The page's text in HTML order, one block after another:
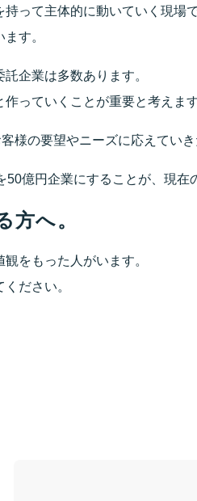
って主体的に動いていく現
す。
企業は多数あります。
っていくことが重要と考えます
様の要望やニーズに応えてい
億円企業にすることが、現在
方へ。
をもった人がいます。
ださい。